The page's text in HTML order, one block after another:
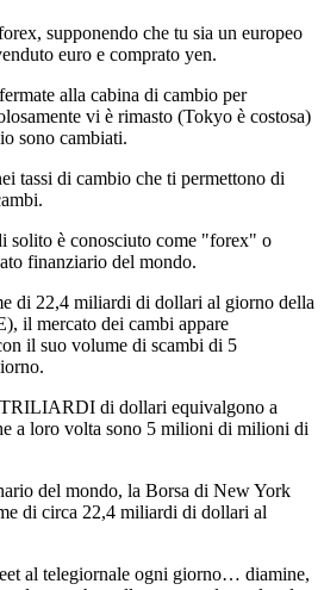
supponendo che tu sia un europeo
euro e comprato yen.
alla cabina di cambio per
vi è rimasto (Tokyo è costosa)
sono cambiati.
tassi di cambio che ti permettono di
solito è conosciuto come "forex" o
finanziario del mondo.
di 22,4 miliardi di dollari al giorno della
il mercato dei cambi appare
il suo volume di scambi di 5
TRILIARDI di dollari equivalgono a
a loro volta sono 5 milioni di milioni di
del mondo, la Borsa di New York
di circa 22,4 miliardi di dollari al
al telegiornale ogni giorno… diamine,